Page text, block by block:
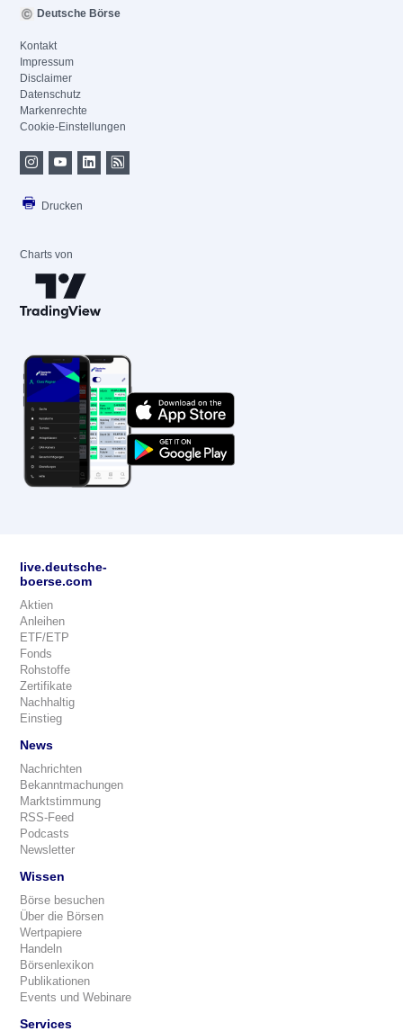
Deutsche Börse
Kontakt
Impressum
Disclaimer
Datenschutz
Markenrechte
Cookie-Einstellungen
Drucken
Charts von
live.deutsche-
boerse.com
Aktien
Anleihen
ETF/ETP
Fonds
Rohstoffe
Zertifikate
Nachhaltig
Einstieg
News
Nachrichten
Bekanntmachungen
Marktstimmung
RSS-Feed
Podcasts
Newsletter
Wissen
Börse besuchen
Über die Börsen
Wertpapiere
Handeln
Börsenlexikon
Publikationen
Events und Webinare
Services